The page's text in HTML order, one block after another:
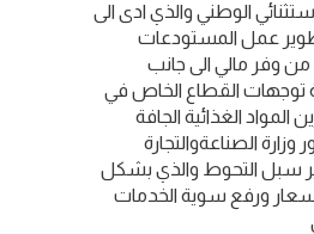
الوطني والذي ادى الى
عمل المستودعات
من وفر مالي الى جانب
توجهات القطاع الخاص في
الغذائية الجافة
وزارة الصناعةوالتجارة
سبل التحوط والذي بشكل
ورفع سوية الخدمات